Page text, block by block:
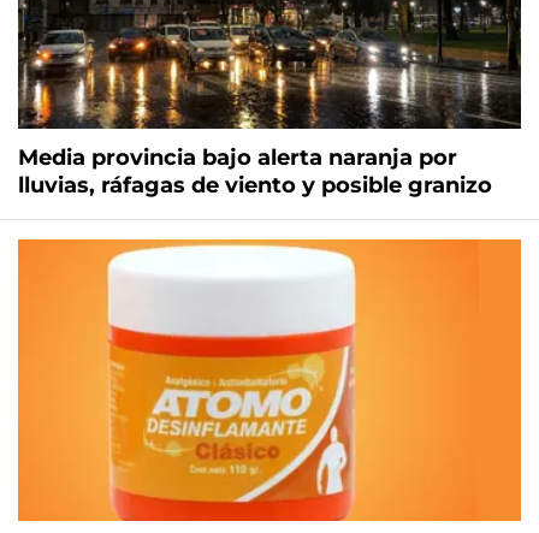
Media provincia bajo alerta naranja por
lluvias, ráfagas de viento y posible granizo